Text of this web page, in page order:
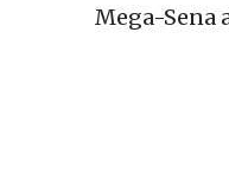
Mega-Sena